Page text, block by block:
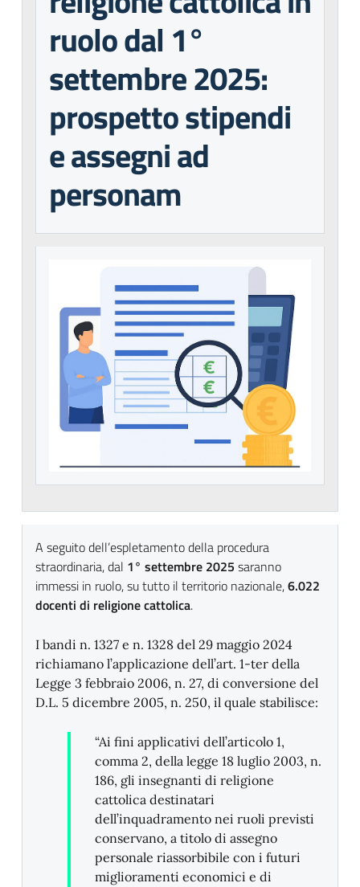
ruolo dal 1°
settembre 2025:
prospetto stipendi
e assegni ad
personam
A seguito dell’espletamento della procedura
straordinaria, dal 1° settembre 2025 saranno
immessi in ruolo, su tutto il territorio nazionale,6.022
docenti di religione cattolica.
I bandi n. 1327 e n. 1328 del 29 maggio 2024
richiamano l’applicazione dell’art. 1-ter della
Legge 3 febbraio 2006, n. 27, di conversione del
D.L. 5 dicembre 2005, n. 250, il quale stabilisce:
“Ai fini applicativi dell’articolo 1,
comma 2, della legge 18 luglio 2003, n.
186, gli insegnanti di religione
cattolica destinatari
dell’inquadramento nei ruoli previsti
conservano, a titolo di assegno
personale riassorbibile con i futuri
miglioramenti economici e di